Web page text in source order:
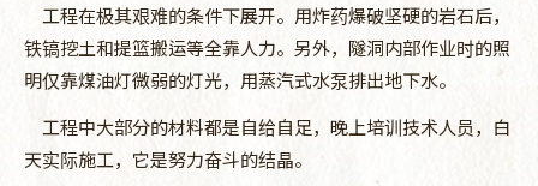
工程在极其艰难的条件下展开。用炸药爆破坚硬的岩石后，
铁镐挖土和提篮搬运等全靠人力。另外，隧洞内部作业时的照
明仅靠煤油灯微弱的灯光，用蒸汽式水泵排出地下水。
工程中大部分的材料都是自给自足，晚上培训技术人员，白
天实际施工，它是努力奋斗的结晶。